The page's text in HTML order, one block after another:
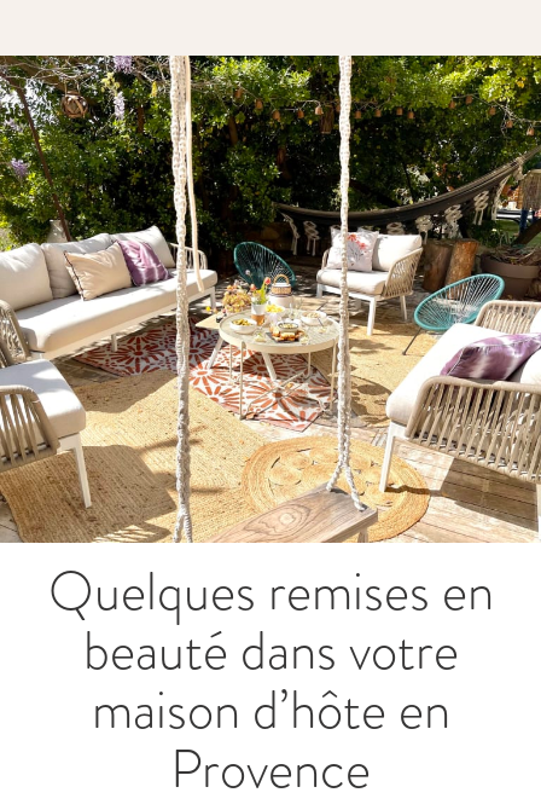
Quelques remises en
beauté dans votre
maison d’hôte en
Provence